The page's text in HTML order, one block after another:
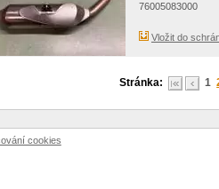
76005083000
Vložit do
Stránka: 1
cookies